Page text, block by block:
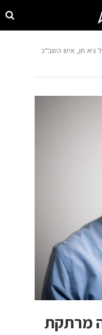
גיא חן, איש השב"כ
מרתקת